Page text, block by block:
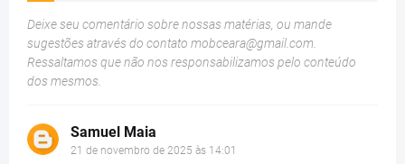
Deixe seu comentário sobre nossas matérias, ou mande
sugestões através do contato mobceara@gmail.com
Ressaltamos que não nos responsabilizamos pelo conteúdo
dos mesmos.
Samuel Maia
21 de novembro de 2025 às 14:01